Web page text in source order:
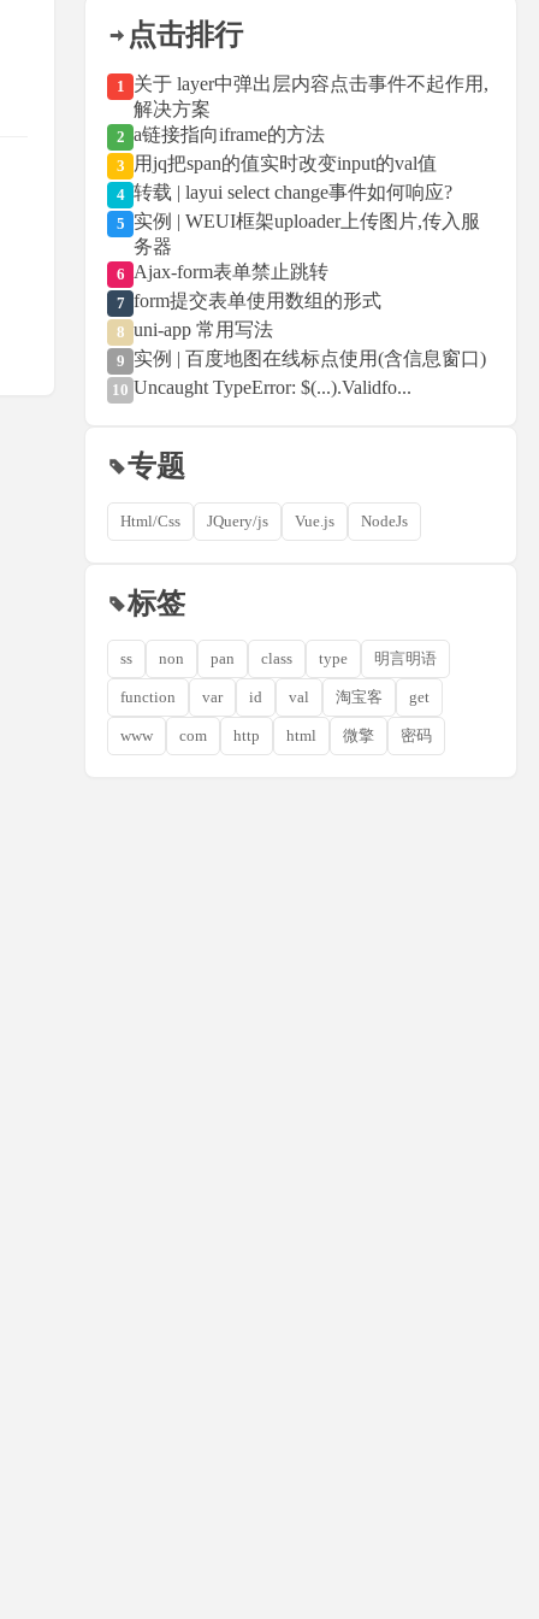
点击排行
1 关于 layer中弹出层内容点击事件不起作用,
解决方案
2 a链接指向iframe的方法
3 用jq把span的值实时改变input的val值
4 转载 | layui select change事件如何响应?
5 实例 | WEUI框架uploader上传图片,传入服
务器
6 Ajax-form表单禁止跳转
7 form提交表单使用数组的形式
8 uni-app 常用写法
9 实例 | 百度地图在线标点使用(含信息窗口)
10 Uncaught TypeError: $(...).Validfo...
专题
Html/Css JQuery/js Vue.js NodeJs
标签
ss non pan class type 明言明语
function var id val 淘宝客 get
www com http html 微擎 密码